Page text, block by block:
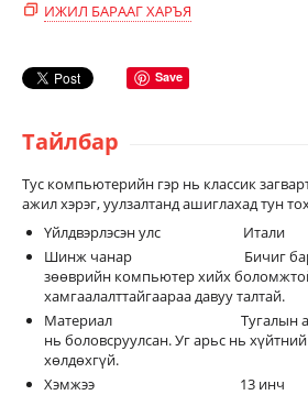
ИЖИЛ БАРААГ ХАРЪЯ
Save
Тайлбар
Тус компьютерийн гэр нь классик
ажил хэрэг, уулзалтанд ашиглахад тун
Үйлдвэрлэсэн улс Итали
Шинж чанар Бичиг
зөөврийн компьютер хийх
хамгаалалттайгаараа давуу талтай.
Материал Тугалын
нь боловсруулсан. Уг арьс нь
хөлдөхгүй.
Хэмжээ 13 инч